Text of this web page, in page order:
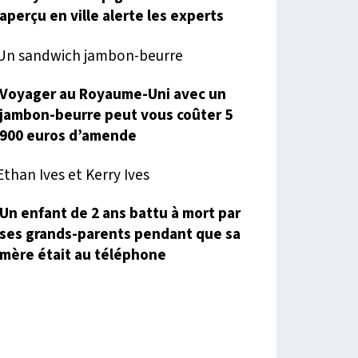
aperçu en ville alerte les experts
Voyager au Royaume-Uni avec un
jambon-beurre peut vous coûter 5
900 euros d’amende
Un enfant de 2 ans battu à mort par
ses grands-parents pendant que sa
mère était au téléphone